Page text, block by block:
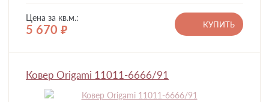
Цена за кв.м.:
5 670 руб.
КУПИТЬ
Ковер Origami 11011-6666/91